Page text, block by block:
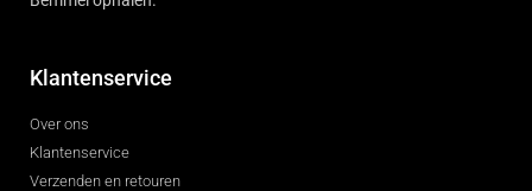
Klantenservice
Over ons
Klantenservice
Verzenden en retouren